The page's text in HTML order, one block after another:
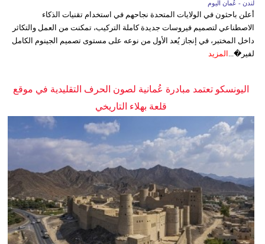
لندن - عُمان اليوم
أعلن باحثون في الولايات المتحدة نجاحهم في استخدام تقنيات الذكاء
الاصطناعي لتصميم فيروسات جديدة كاملة التركيب، تمكنت من العمل والتكاثر
داخل المختبر، في إنجاز يُعد الأول من نوعه على مستوى تصميم الجينوم الكامل
لفير�... المزيد
اليونسكو تعتمد مبادرة عُمانية لصون الحرف التقليدية في موقع
قلعة بهلاء التاريخي